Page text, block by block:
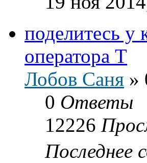
поделитесь у
оператора Т
Лобов Саня »
0 Ответы
12226
Последнее